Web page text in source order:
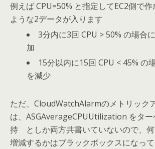
例えば CPU=50% と指定してEC2側で
ような2データが入ります
3分内に3回 CPU > 50% の場合
加
15分以内に15回 CPU < 45% の
を減少
ただ、CloudWatchAlarmのメトリック
は、ASGAverageCPUUtilization をタ
持 としか両方共書いていないので、
増減するかはブラックボックスになっ